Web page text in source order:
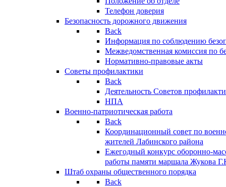
Телефон доверия
Безопасность дорожного движения
Back
Информация по соблюдению
Межведомственная комиссия по
Нормативно-правовые акты
Советы профилактики
Back
Деятельность Советов
НПА
Военно-патриотическая работа
Back
Координационный совет по
жителей Лабинского района
Ежегодный конкурс оборонно-
работы памяти маршала Жукова
Штаб охраны общественного порядка
Back